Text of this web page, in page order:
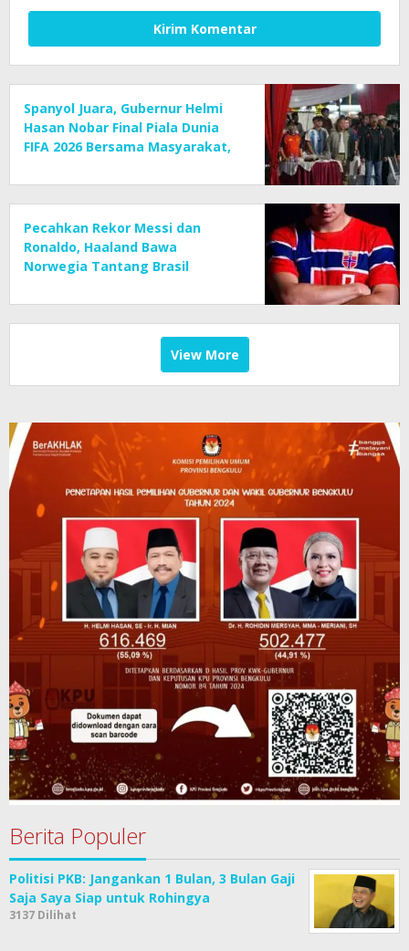
Spanyol Juara, Gubernur Helmi
Hasan Nobar Final Piala Dunia
FIFA 2026 Bersama Masyarakat,
Dibagikan
Pecahkan Rekor Messi dan
Ronaldo, Haaland Bawa
Norwegia Tantang Brasil
View More
Berita Populer
Politisi PKB: Jangankan 1 Bulan, 3 Bulan Gaji
Saja Saya Siap untuk Rohingya
3137 Dilihat